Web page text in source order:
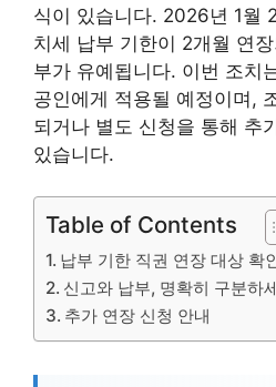
식이 있습니다. 2026년 1월
치세 납부 기한이 2개월 연
부가 유예됩니다. 이번 조치
공인에게 적용될 예정이며,
되거나 별도 신청을 통해 추
있습니다.
Table of Contents
납부 기한 직권 연장 대상 확
신고와 납부, 명확히 구분하
추가 연장 신청 안내